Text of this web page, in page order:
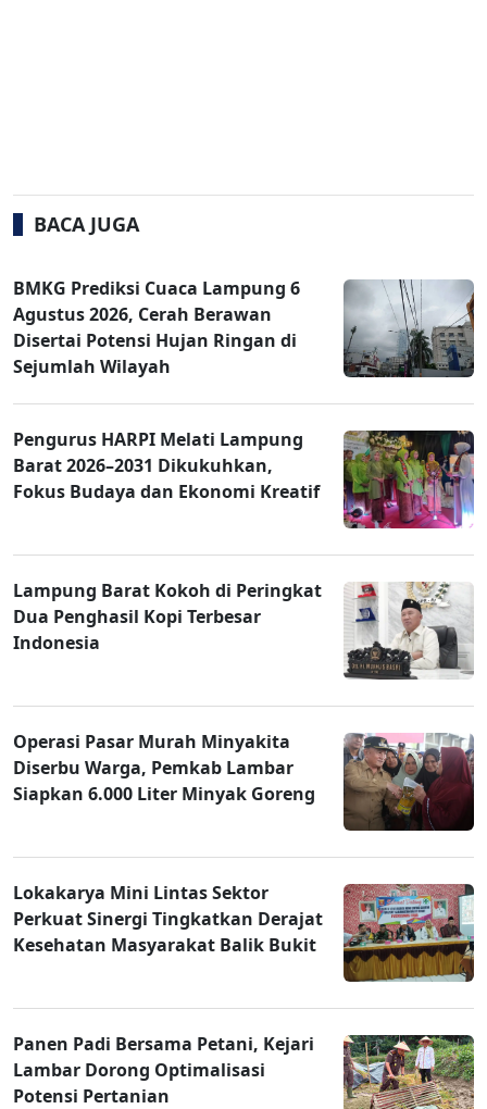
BACA JUGA
BMKG Prediksi Cuaca Lampung 6
Agustus 2026, Cerah Berawan
Disertai Potensi Hujan Ringan di
Sejumlah Wilayah
Pengurus HARPI Melati Lampung
Barat 2026–2031 Dikukuhkan,
Fokus Budaya dan Ekonomi Kreatif
Lampung Barat Kokoh di Peringkat
Dua Penghasil Kopi Terbesar
Indonesia
Operasi Pasar Murah Minyakita
Diserbu Warga, Pemkab Lambar
Siapkan 6.000 Liter Minyak Goreng
Lokakarya Mini Lintas Sektor
Perkuat Sinergi Tingkatkan Derajat
Kesehatan Masyarakat Balik Bukit
Panen Padi Bersama Petani, Kejari
Lambar Dorong Optimalisasi
Potensi Pertanian